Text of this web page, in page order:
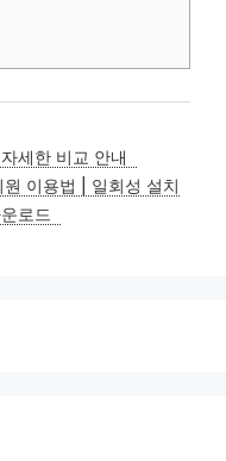
세한 비교 안내
이용법 | 일회성 설치
로드